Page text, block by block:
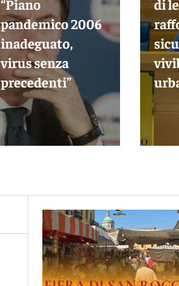
“Piano
pandemico 2006
inadeguato,
virus senza
precedenti”
di